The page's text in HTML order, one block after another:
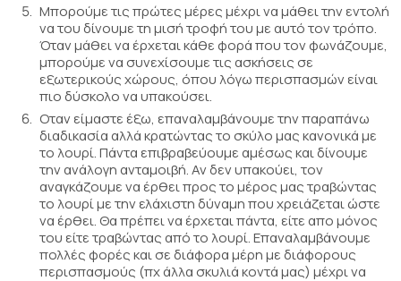
Μπορούμε τις πρώτες μέρες μέχρι να μάθει την εντολή
να του δίνουμε τη μισή τροφή του με αυτό τον τρόπο.
Όταν μάθει να έρχεται κάθε φορά που τον φωνάζουμε,
μπορούμε να συνεχίσουμε τις ασκήσεις σε
εξωτερικούς χώρους, όπου λόγω περισπασμών είναι
πιο δύσκολο να υπακούσει.
Oταν είμαστε έξω, επαναλαμβάνουμε την παραπάνω
διαδικασία αλλά κρατώντας το σκύλο μας κανονικά με
το λουρί. Πάντα επιβραβεύουμε αμέσως και δίνουμε
την ανάλογη ανταμοιβή. Αν δεν υπακούει, τον
αναγκάζουμε να έρθει προς το μέρος μας τραβώντας
το λουρί με την ελάχιστη δύναμη που χρειάζεται ώστε
να έρθει. Θα πρέπει να έρχεται πάντα, είτε απο μόνος
του είτε τραβώντας από το λουρί. Επαναλαμβάνουμε
πολλές φορές και σε διάφορα μέρη με διάφορους
περισπασμούς (πχ άλλα σκυλιά κοντά μας) μέχρι να